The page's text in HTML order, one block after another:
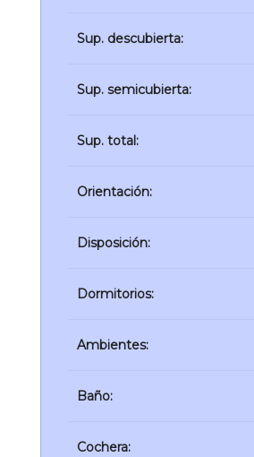
Sup. descubierta:
Sup. semicubierta:
Sup. total:
Orientación:
Disposición:
Dormitorios:
Ambientes:
Baño:
Cochera: